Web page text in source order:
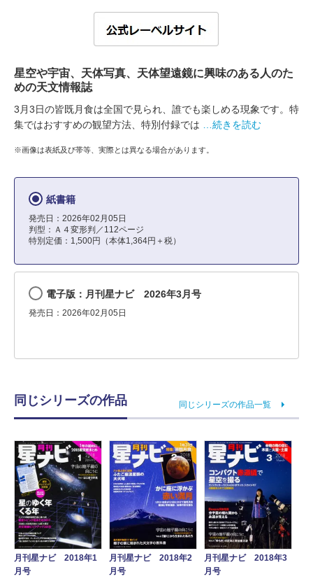
星空や宇宙、天体写真、天体望遠鏡に興味のある人のた
めの天文情報誌
3月3日の皆既月食は全国で見られ、誰でも楽しめる現象です。特
集ではおすすめの観望方法、特別付録では
…続きを読む
※画像は表紙及び帯等、実際とは異なる場合があります。
紙書籍
発売日：2026年02月05日
判型：Ａ４変形判／112ページ
特別定価：1,500円（本体1,364円＋税）
電子版：月刊星ナビ 2026年3月号
発売日：2026年02月05日
同じシリーズの作品 同じシリーズの作品一覧
月刊星ナビ 2018年1
月号
月刊星ナビ 2018年2
月号
月刊星ナビ 2018年3
月号